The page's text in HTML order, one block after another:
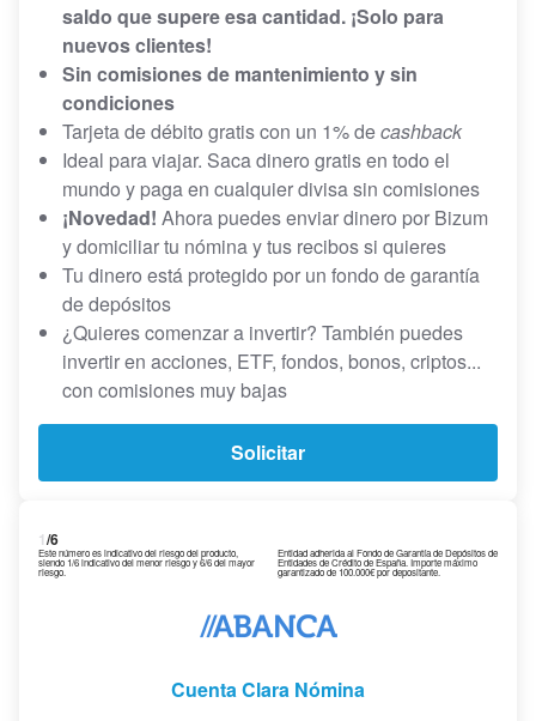
saldo que supere esa cantidad. ¡Solo para
nuevos clientes!
Sin comisiones de mantenimiento y sin
condiciones
Tarjeta de débito gratis con un 1% decashback
Ideal para viajar. Saca dinero gratis en todo el
mundo y paga en cualquier divisa sin comisiones
¡Novedad! Ahora puedes enviar dinero por Bizum
y domiciliar tu nómina y tus recibos si quieres
Tu dinero está protegido por un fondo de garantía
de depósitos
¿Quieres comenzar a invertir? También puedes
invertir en acciones, ETF, fondos, bonos, criptos...
con comisiones muy bajas
Solicitar
1/6
Este número es indicativo del riesgo del producto,
siendo 1/6 indicativo del menor riesgo y 6/6 del mayor
riesgo.
Entidad adherida al Fondo de Garantía de Depósitos de
Entidades de Crédito de España. Importe máximo
garantizado de 100.000€ por depositante.
Cuenta Clara Nómina